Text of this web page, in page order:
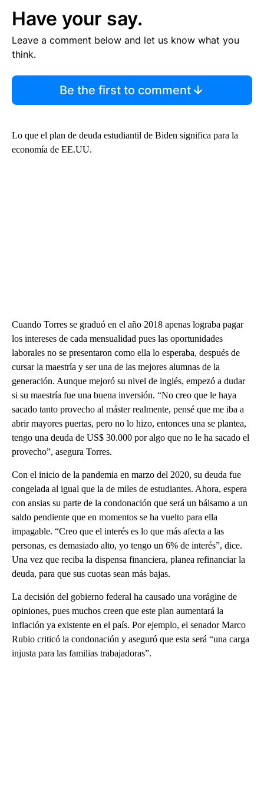
Have your say.
Leave a comment below and let us know what you
think.
Be the first to comment
Lo que el plan de deuda estudiantil de Biden significa para la
economía de EE.UU.
Cuando Torres se graduó en el año 2018 apenas lograba pagar
los intereses de cada mensualidad pues las oportunidades
laborales no se presentaron como ella lo esperaba, después de
cursar la maestría y ser una de las mejores alumnas de la
generación. Aunque mejoró su nivel de inglés, empezó a dudar
si su maestría fue una buena inversión. “No creo que le haya
sacado tanto provecho al máster realmente, pensé que me iba a
abrir mayores puertas, pero no lo hizo, entonces una se plantea,
tengo una deuda de US$ 30.000 por algo que no le ha sacado el
provecho”, asegura Torres.
Con el inicio de la pandemia en marzo del 2020, su deuda fue
congelada al igual que la de miles de estudiantes. Ahora, espera
con ansias su parte de la condonación que será un bálsamo a un
saldo pendiente que en momentos se ha vuelto para ella
impagable. “Creo que el interés es lo que más afecta a las
personas, es demasiado alto, yo tengo un 6% de interés”, dice.
Una vez que reciba la dispensa financiera, planea refinanciar la
deuda, para que sus cuotas sean más bajas.
La decisión del gobierno federal ha causado una vorágine de
opiniones, pues muchos creen que este plan aumentará la
inflación ya existente en el país. Por ejemplo, el senador Marco
Rubio criticó la condonación y aseguró que esta será “una carga
injusta para las familias trabajadoras”.